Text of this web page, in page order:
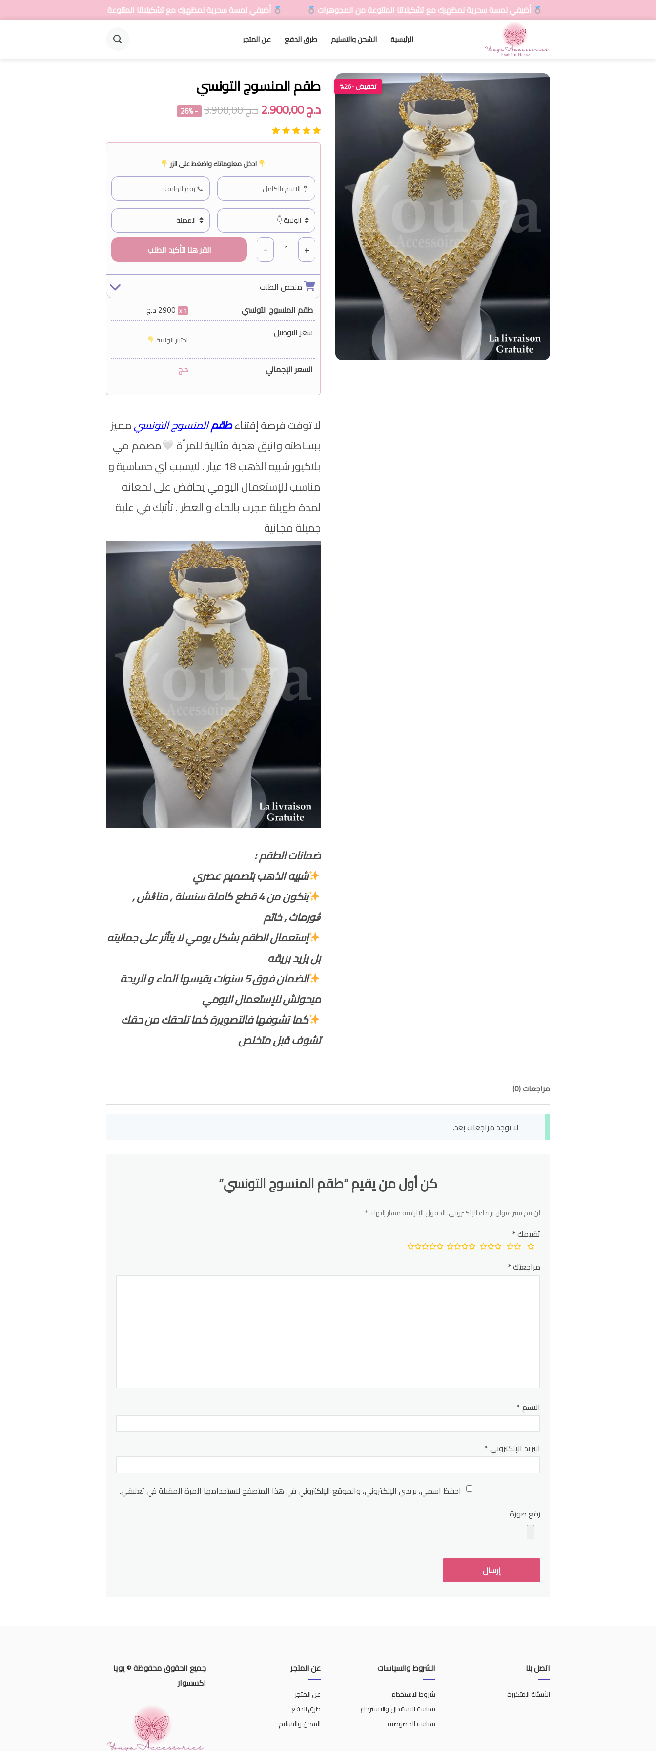
أضيفي لمسة سحرية لمظهرك مع تشكيلاتنا المتنوعة من المجوهرات أضيفي لمسة سحرية لمظهرك مع تشكيلاتنا المتنوعة من المجوهرات
الرئيسية الشحن والتسليم طرق الدفع عن المتجر
تخفيض -26% طقم المنسوج التونسي
د.ج2.900,00 د.ج3.900,00
- 26%
ادخل معلوماتك واضغط على الزر
+
1
-
ملخص الطلب
طقم المنسوج التونسي
1
2900 د.ج
سعر التوصيل
اختيار الولاية
السعر الإجمالي د.ج
لا توفت فرصة إقتناءطقمالمنسوج التونسيمميز
ببساطته وانيق هدية مثالية للمرأة
مصمم مي
بلاكيور شبيه الذهب 18 عيار . لايسبب اي حساسية و
مناسب للإستعمال اليومي يحافض على لمعانه
لمدة طويلة مجرب بالماء و العطر . تأتيك في علبة
جميلة مجانية
ضمانات الطقم :
شبيه الذهب بتصميم عصري
يتكون من 4 قطع كاملة سنسلة ٫ مناڨش ٫
ڨورماث ٫ خاتم
إستعمال الطقم بشكل يومي لا يتأثر على جماليته
بل يزيد بريقه
الضمان فوق 5 سنوات يقيسها الماء و الريحة
ميحولش للإستعمال اليومي
كما تشوفها فالتصويرة كما تلحقك من حقك
تشوف قبل متخلص
مراجعات (0)
لا توجد مراجعات بعد.
كن أول من يقيم “طقم المنسوج التونسي”
لن يتم نشر عنوان بريدك الإلكتروني.الحقول الإلزامية مشار إليها بـ*
تقييمك*
مراجعتك*
الاسم*
البريد الإلكتروني*
احفظ اسمي، بريدي الإلكتروني، والموقع الإلكتروني في هذا المتصفح لاستخدامها المرة المقبلة في تعليقي.
رفع صورة
اتصل بنا
الأسئلة المتكررة
الشروط والسياسات
شروط الاستخدام
سياسة الاستبدال والاسترجاع
سياسة الخصوصية
عن المتجر
عن المتجر
طرق الدفع
الشحن والتسليم
جميع الحقوق محفوظة © يويا
اكسسوار